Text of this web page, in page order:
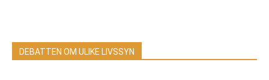
DEBATTEN OM ULIKE LIVSSYN